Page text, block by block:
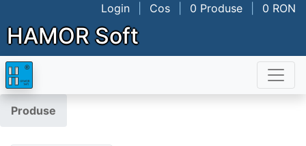
Login Cos 0 Produse 0 RON
HAMOR Soft
Produse